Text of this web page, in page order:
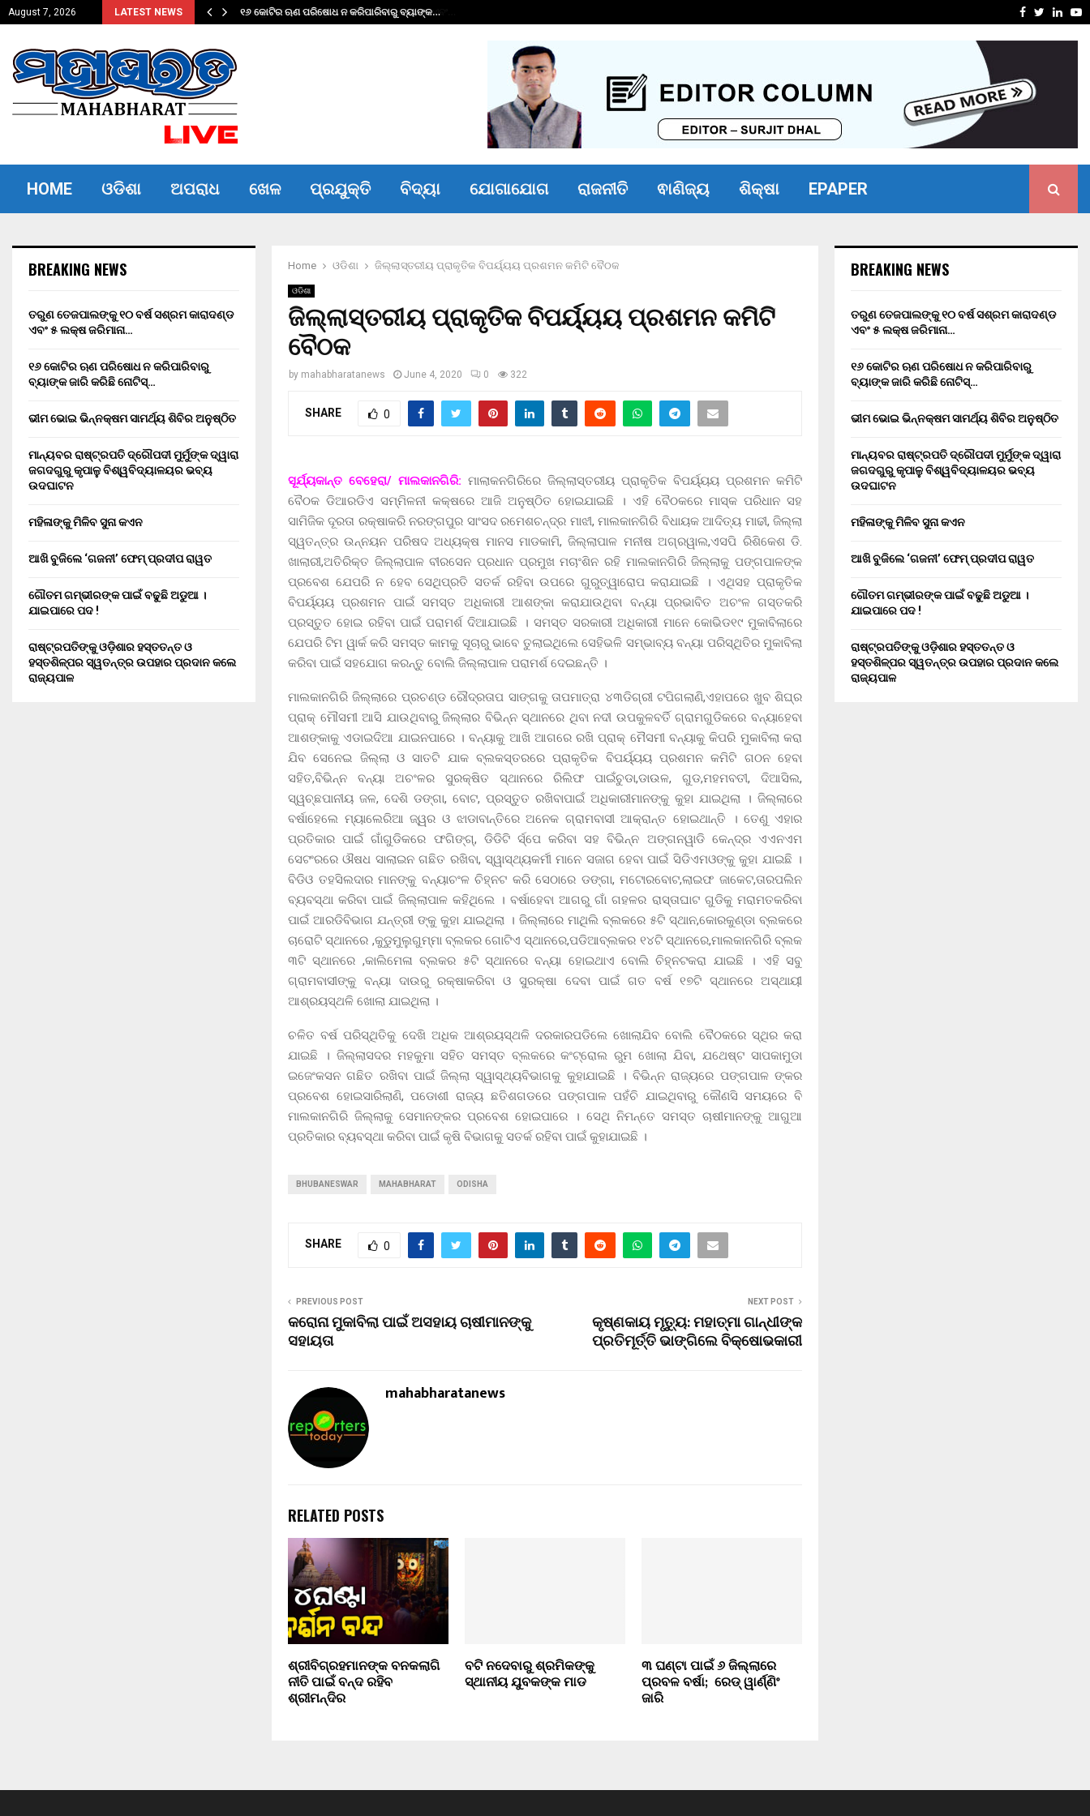
August 7, 2026 LATEST NEWS
ଏବଂ… ୧୬ କୋଟିର ଋଣ ପରିଷୋଧ ନ କରିପାରିବାରୁ ବ୍ୟାଙ୍କ… Facebook
Twitter
HOME ଓଡିଶା ଅପରାଧ ଖେଳ ପ୍ରଯୁକ୍ତି ବିଦ୍ୟା ଯୋଗାଯୋଗ ରାଜନୀତି ଵାଣିଜ୍ୟ ଶିକ୍ଷା EPAPER
Home ଓଡିଶା ଜିଲ୍ଲାସ୍ତରୀୟ ପ୍ରାକୃତିକ ବିପର୍ୟ୍ୟୟ ପ୍ରଶମନ କମିଟି ବୈଠକ
ଓଡିଶା
ଜିଲ୍ଲାସ୍ତରୀୟ ପ୍ରାକୃତିକ ବିପର୍ୟ୍ୟୟ ପ୍ରଶମନ କମିଟି
ବୈଠକ
by mahabharatanews June 4, 2020 0 322
SHARE 0
ସୂର୍ଯ୍ୟକାନ୍ତ ବେହେରା/ ମାଲକାନଗିରି: ମାଲାକନଗିରିରେ ଜିଲ୍ଲାସ୍ତରୀୟ ପ୍ରାକୃତିକ ବିପର୍ୟ୍ୟୟ ପ୍ରଶମନ କମିଟି
ବୈଠକ ଡିଆରଡିଏ ସମ୍ମିଳନୀ କକ୍ଷରେ ଆଜି ଅନୁଷ୍ଠିତ ହୋଇଯାଇଛି । ଏହି ବୈଠକରେ ମାସ୍କ ପରିଧାନ ସହ
ସାମିଜିକ ଦୂରତା ରକ୍ଷାକରି ନରଙ୍ଗପୁର ସାଂସଦ ରମେଶଚନ୍ଦ୍ର ମାଝୀ, ମାଲକାନଗିରି ବିଧାୟକ ଆଦିତ୍ୟ ମାଢୀ, ଜିଲ୍ଲା
ସ୍ୱତନ୍ତ୍ର ଉନ୍ନୟନ ପରିଷଦ ଅଧ୍ୟକ୍ଷ ମାନସ ମାଡକାମି, ଜିଲ୍ଲାପାଳ ମନୀଷ ଅଗ୍ରୱାଲ,ଏସପି ରିଶିକେଶ ଡି.
ଖାଲାରୀ,ଅତିରିକ୍ତ ଜିଲ୍ଲାପାଳ ବୀରସେନ ପ୍ରଧାନ ପ୍ରମୁଖ ମଚାଂଶିନ ରହି ମାଲକାନଗିରି ଜିଲ୍ଲାକୁ ପଙ୍ଗପାଳଙ୍କ
ପ୍ରବେଶ ଯେପରି ନ ହେବ ସେଥିପ୍ରତି ସତର୍କ ରହିବା ଉପରେ ଗୁରୁତ୍ୱାରୋପ କରାଯାଇଛି । ଏଥିସହ ପ୍ରାକୃତିକ
ବିପର୍ୟ୍ୟୟ ପ୍ରଶମନ ପାଇଁ ସମସ୍ତ ଅଧିକାରୀ ଆଶଙ୍କା କରାଯାଉଥିବା ବନ୍ୟା ପ୍ରଭାବିତ ଅଚଂଳ ଗସ୍ତକରି
ପ୍ରସ୍ତୁତ ହୋଇ ରହିବା ପାଇଁ ପରାମର୍ଶ ଦିଆଯାଇଛି । ସମସ୍ତ ସରକାରୀ ଅଧିକାରୀ ମାନେ କୋଭିଡ୧୯ ମୁକାବିଲାରେ
ଯେପରି ଟିମ ୱାର୍କ କରି ସମସ୍ତ କାମକୁ ସୂଚାରୁ ଭାବେ ତୁଲାଇଥିଲେ ସେହିଭଳି ସମ୍ଭାବ୍ୟ ବନ୍ୟା ପରିସ୍ଥିତିର ମୁକାବିଲା
କରିବା ପାଇଁ ସହଯୋଗ କରନ୍ତୁ ବୋଲି ଜିଲ୍ଲାପାଳ ପରାମର୍ଶ ଦେଇଛନ୍ତି ।
ମାଲକାନଗିରି ଜିଲ୍ଲାରେ ପ୍ରଚଣ୍ଡ ରୌଦ୍ରତାପ ସାଙ୍ଗକୁ ତାପମାତ୍ରା ୪୩ଡିଗ୍ରୀ ଟପିଗଲାଣି,ଏହାପରେ ଖୁବ ଶିଘ୍ର
ପ୍ରାକ୍ ମୌସମୀ ଆସି ଯାଉଥିବାରୁ ଜିଲ୍ଲାର ବିଭିନ୍ନ ସ୍ଥାନରେ ଥିବା ନଦୀ ଉପକୁଳବର୍ତି ଗ୍ରାମଗୁଡିକରେ ବନ୍ୟାହେବା
ଆଶଙ୍କାକୁ ଏଡାଇଦିଆ ଯାଇନପାରେ । ବନ୍ୟାକୁ ଆଖି ଆଗରେ ରଖି ପ୍ରାକ୍ ମୈସମୀ ବନ୍ୟାକୁ କିପରି ମୁକାବିଲା କରା
ଯିବ ସେନେଇ ଜିଲ୍ଲା ଓ ସାତଟି ଯାକ ବ୍ଲକସ୍ତରରେ ପ୍ରାକୃତିକ ବିପର୍ୟ୍ୟୟ ପ୍ରଶମନ କମିଟି ଗଠନ ହେବା
ସହିତ,ବିଭିନ୍ନ ବନ୍ୟା ଅଚଂଳର ସୁରକ୍ଷିତ ସ୍ଥାନରେ ରିଲିଫ ପାଇଁଚୁଡା,ଡାଉଳ, ଗୁଡ,ମହମବତୀ, ଦିଆସିଲ,
ସ୍ୱଚ୍ଛପାନୀୟ ଜଳ, ଦେଶି ଡଙ୍ଗା, ବୋଟ, ପ୍ରସ୍ତୁତ ରଖିବାପାଇଁ ଅଧିକାରୀମାନଙ୍କୁ କୁହା ଯାଇଥିଲା । ଜିଲ୍ଲାରେ
ବର୍ଷାହେଲେ ମ୍ୟାଲେରିଆ ଜ୍ୱର ଓ ଝାଡାବାନ୍ତିରେ ଅନେକ ଗ୍ରାମବାସୀ ଆକ୍ରାନ୍ତ ହୋଇଥାନ୍ତି । ତେଣୁ ଏହାର
ପ୍ରତିକାର ପାଇଁ ଗାଁଗୁଡିକରେ ଫଗିଙ୍ଗ୍, ଡିଡିଟି ର୍ସ୍ପେ କରିବା ସହ ବିଭିନ୍ନ ଅଙ୍ଗନୱାଡି କେନ୍ଦ୍ର ଏଏନଏମ
ସେଟଂରରେ ଔଷଧ ସାଲାଇନ ଗଛିତ ରଖିବା, ସ୍ୱାସ୍ଥ୍ୟକର୍ମୀ ମାନେ ସଜାଗ ହେବା ପାଇଁ ସିଡିଏମଓଙ୍କୁ କୁହା ଯାଇଛି ।
ବିଡିଓ ତହସିଲଦାର ମାନଙ୍କୁ ବନ୍ୟାଚଂଳ ଚିହ୍ନଟ କରି ସେଠାରେ ଡଙ୍ଗା, ମଟୋରବୋଟ,ଲାଇଫ ଜାକେଟ,ତାରପଲିନ
ବ୍ୟବସ୍ଥା କରିବା ପାଇଁ ଜିଲ୍ଲାପାଳ କହିଥିଲେ । ବର୍ଷାହେବା ଆଗରୁ ଗାଁ ଗହଳର ରାସ୍ତାଘାଟ ଗୁଡିକୁ ମରାମତକରିବା
ପାଇଁ ଆରଡିବିଭାଗ ଯନ୍ତ୍ରୀ ଙ୍କୁ କୁହା ଯାଇଥିଲା । ଜିଲ୍ଲାରେ ମାଥିଲି ବ୍ଲକରେ ୫ଟି ସ୍ଥାନ,କୋରକୁଣ୍ଡା ବ୍ଲକରେ
ଚାରୋଟି ସ୍ଥାନରେ ,କୁଡୁମୁଲୁଗୁମ୍ମା ବ୍ଲକର ଗୋଟିଏ ସ୍ଥାନରେ,ପଡିଆବ୍ଲକର ୧୪ଟି ସ୍ଥାନରେ,ମାଲକାନଗିରି ବ୍ଲକ
୩ଟି ସ୍ଥାନରେ ,କାଲିମେଳା ବ୍ଲକର ୫ଟି ସ୍ଥାନରେ ବନ୍ୟା ହୋଇଥାଏ ବୋଲି ଚିହ୍ନଟକରା ଯାଇଛି । ଏହି ସବୁ
ଗ୍ରାମବାସୀଙ୍କୁ ବନ୍ୟା ଦାଉରୁ ରକ୍ଷାକରିବା ଓ ସୁରକ୍ଷା ଦେବା ପାଇଁ ଗତ ବର୍ଷ ୧୭ଟି ସ୍ଥାନରେ ଅସ୍ଥାୟୀ
ଆଶ୍ରୟସ୍ଥଳି ଖୋଲା ଯାଇଥିଲା ।
ଚଳିତ ବର୍ଷ ପରିସ୍ଥିତିକୁ ଦେଖି ଅଧିକ ଆଶ୍ରୟସ୍ଥଳି ଦରକାରପଡିଲେ ଖୋଲାଯିବ ବୋଲି ବୈଠକରେ ସ୍ଥିର କରା
ଯାଇଛି । ଜିଲ୍ଲାସଦର ମହକୁମା ସହିତ ସମସ୍ତ ବ୍ଲକରେ କଂଟ୍ରୋଲ ରୁମ ଖୋଲା ଯିବା, ଯଥେଷ୍ଟ ସାପକାମୁଡା
ଇଜେଂକସନ ଗଛିତ ରଖିବା ପାଇଁ ଜିଲ୍ଲା ସ୍ୱାସ୍ଥ୍ୟବିଭାଗକୁ କୁହାଯାଇଛି । ବିଭିନ୍ନ ରାଜ୍ୟରେ ପଙ୍ଗପାଳ ଙ୍କର
ପ୍ରବେଶ ହୋଇସାରିଲାଣି, ପଡୋଶୀ ରାଜ୍ୟ ଛତିଶଗଡରେ ପଙ୍ଗପାଳ ପହଁଚି ଯାଇଥିବାରୁ କୌଣସି ସମୟରେ ବି
ମାଲକାନଗିରି ଜିଲ୍ଲାକୁ ସେମାନଙ୍କର ପ୍ରବେଶ ହୋଇପାରେ । ସେଥି ନିମନ୍ତେ ସମସ୍ତ ଚାଷୀମାନଙ୍କୁ ଆଗୁଆ
ପ୍ରତିକାର ବ୍ୟବସ୍ଥା କରିବା ପାଇଁ କୃଷି ବିଭାଗକୁ ସତର୍କ ରହିବା ପାଇଁ କୁହାଯାଇଛି ।
BHUBANESWAR MAHABHARAT ODISHA
SHARE 0
PREVIOUS POST
କରୋନା ମୁକାବିଲା ପାଇଁ ଅସହାୟ ଚାଷୀମାନଙ୍କୁ
ସହାୟତା
NEXT POST
କୃଷ୍ଣକାୟ ମୃତ୍ୟୁ: ମହାତ୍ମା ଗାନ୍ଧୀଙ୍କ
ପ୍ରତିମୂର୍ତ୍ତି ଭାଙ୍ଗିଲେ ବିକ୍ଷୋଭକାରୀ
mahabharatanews
RELATED POSTS
ଶ୍ରୀବିଗ୍ରହମାନଙ୍କ ବନକଲାଗି
ନୀତି ପାଇଁ ବନ୍ଦ ରହିବ
ଶ୍ରୀମନ୍ଦିର
ବଟି ନଦେବାରୁ ଶ୍ରମିକଙ୍କୁ
ସ୍ଥାନୀୟ ଯୁବକଙ୍କ ମାଡ
୩ ଘଣ୍ଟା ପାଇଁ ୬ ଜିଲ୍ଲାରେ
ପ୍ରବଳ ବର୍ଷା; ରେଡ୍ ୱାର୍ଣ୍ଣିଂ
ଜାରି
BREAKING NEWS
ତରୁଣ ତେଜପାଲଙ୍କୁ ୧୦ ବର୍ଷ ସଶ୍ରମ କାରାଦଣ୍ଡ
ଏବଂ ₹୫ ଲକ୍ଷ ଜରିମାନା…
୧୬ କୋଟିର ଋଣ ପରିଷୋଧ ନ କରିପାରିବାରୁ
ବ୍ୟାଙ୍କ ଜାରି କରିଛି ନୋଟିସ୍…
ଭୀମ ଭୋଇ ଭିନ୍ନକ୍ଷମ ସାମର୍ଥ୍ୟ ଶିବିର ଅନୁଷ୍ଠିତ
ମାନ୍ୟବର ରାଷ୍ଟ୍ରପତି ଦ୍ରୌପଦୀ ମୁର୍ମୁଙ୍କ ଦ୍ୱାରା
ଜଗଦଗୁରୁ କୃପାଳୁ ବିଶ୍ୱବିଦ୍ୟାଳୟର ଭବ୍ୟ
ଉଦଘାଟନ
ମହିଳାଙ୍କୁ ମିଳିବ ସୁନା କଏନ
ଆଖି ବୁଜିଲେ ‘ଗଜନୀ’ ଫେମ୍ ପ୍ରଦୀପ ରାୱତ
ଗୌତମ ଗମ୍ଭୀରଙ୍କ ପାଇଁ ବଢୁଛି ଅଡୁଆ ।
ଯାଇପାରେ ପଦ !
ରାଷ୍ଟ୍ରପତିଙ୍କୁ ଓଡ଼ିଶାର ହସ୍ତତନ୍ତ ଓ
ହସ୍ତଶିଳ୍ପର ସ୍ୱତନ୍ତ୍ର ଉପହାର ପ୍ରଦାନ କଲେ
ରାଜ୍ୟପାଳ
BREAKING NEWS
ତରୁଣ ତେଜପାଲଙ୍କୁ ୧୦ ବର୍ଷ ସଶ୍ରମ କାରାଦଣ୍ଡ
ଏବଂ ₹୫ ଲକ୍ଷ ଜରିମାନା…
୧୬ କୋଟିର ଋଣ ପରିଷୋଧ ନ କରିପାରିବାରୁ
ବ୍ୟାଙ୍କ ଜାରି କରିଛି ନୋଟିସ୍…
ଭୀମ ଭୋଇ ଭିନ୍ନକ୍ଷମ ସାମର୍ଥ୍ୟ ଶିବିର ଅନୁଷ୍ଠିତ
ମାନ୍ୟବର ରାଷ୍ଟ୍ରପତି ଦ୍ରୌପଦୀ ମୁର୍ମୁଙ୍କ ଦ୍ୱାରା
ଜଗଦଗୁରୁ କୃପାଳୁ ବିଶ୍ୱବିଦ୍ୟାଳୟର ଭବ୍ୟ
ଉଦଘାଟନ
ମହିଳାଙ୍କୁ ମିଳିବ ସୁନା କଏନ
ଆଖି ବୁଜିଲେ ‘ଗଜନୀ’ ଫେମ୍ ପ୍ରଦୀପ ରାୱତ
ଗୌତମ ଗମ୍ଭୀରଙ୍କ ପାଇଁ ବଢୁଛି ଅଡୁଆ ।
ଯାଇପାରେ ପଦ !
ରାଷ୍ଟ୍ରପତିଙ୍କୁ ଓଡ଼ିଶାର ହସ୍ତତନ୍ତ ଓ
ହସ୍ତଶିଳ୍ପର ସ୍ୱତନ୍ତ୍ର ଉପହାର ପ୍ରଦାନ କଲେ
ରାଜ୍ୟପାଳ